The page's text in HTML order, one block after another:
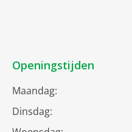
Openingstijden
Maandag:
Dinsdag: